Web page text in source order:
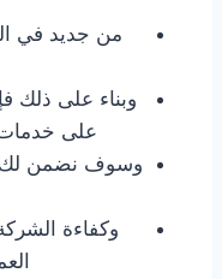
من جديد في
وبناء على
على خدمات
وسوف نضمن لك
وكفاءة